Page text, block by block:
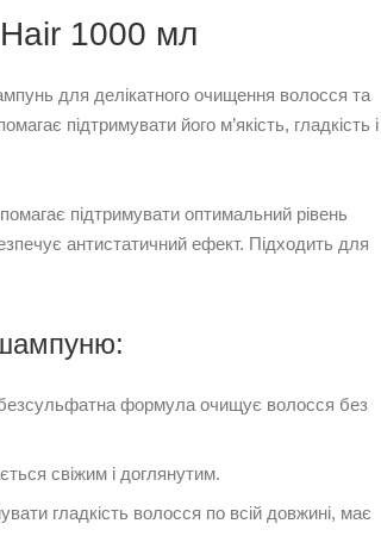
1000 мл
для делікатного очищення волосся та
підтримувати його м’якість, гладкість і
підтримувати оптимальний рівень
антистатичний ефект. Підходить для
формула очищує волосся без
свіжим і доглянутим.
гладкість волосся по всій довжині, має